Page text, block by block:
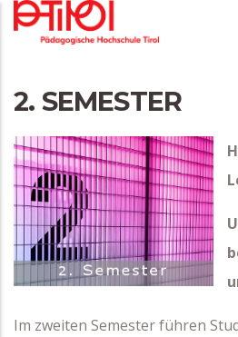
Direkt
2. SEMESTER
Im zweiten Semester führen